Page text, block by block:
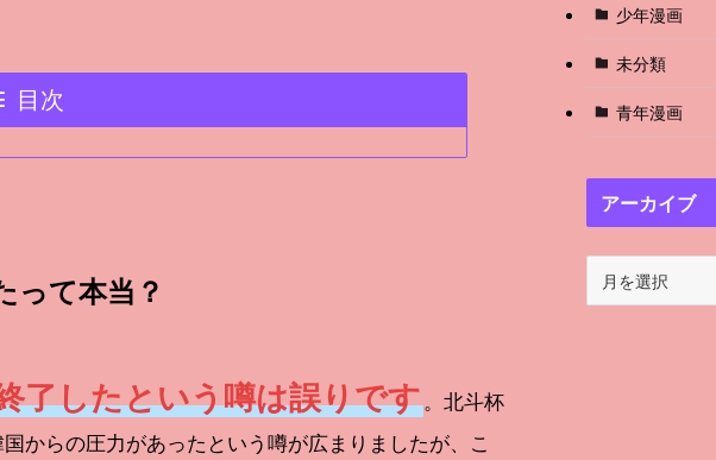
目次
って本当？
了したという噂は誤りです。北斗杯
からの圧力があったという噂が広まりましたが、こ
少年漫画
未分類
青年漫画
アーカイブ